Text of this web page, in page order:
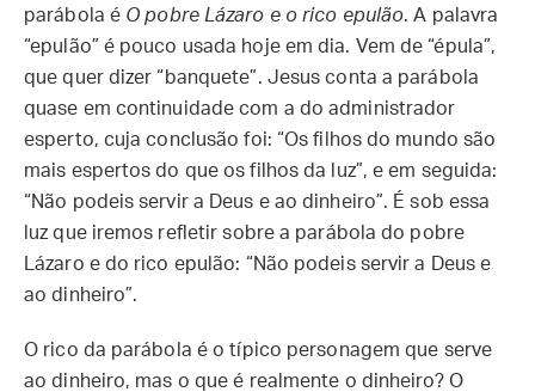
parábola é O pobre Lázaro e o rico epulão. A palavra
“epulão” é pouco usada hoje em dia. Vem de “épula”,
que quer dizer “banquete”. Jesus conta a parábola
quase em continuidade com a do administrador
esperto, cuja conclusão foi: “Os filhos do mundo são
mais espertos do que os filhos da luz”, e em seguida:
“Não podeis servir a Deus e ao dinheiro”. É sob essa
luz que iremos refletir sobre a parábola do pobre
Lázaro e do rico epulão: “Não podeis servir a Deus e
ao dinheiro”.
O rico da parábola é o típico personagem que serve
ao dinheiro, mas o que é realmente o dinheiro? O